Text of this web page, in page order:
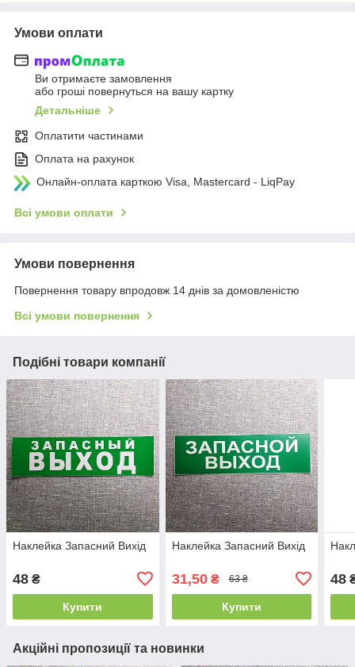
Умови оплати
Ви отримаєте замовлення
або гроші повернуться на вашу картку
Детальніше
Оплатити частинами
Оплата на рахунок
Онлайн-оплата карткою Visa, Mastercard - LiqPay
Всі умови оплати
Умови повернення
Повернення товару впродовж 14 днів за домовленістю
Всі умови повернення
Подібні товари компанії
Наклейка Запасний Вихід
48 ₴
Купити
Наклейка Запасний Вихід
31,50₴ 63 ₴
Купити
48
Акційні пропозиції та новинки